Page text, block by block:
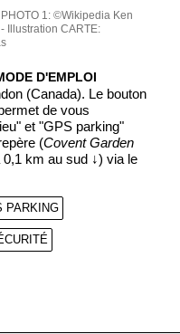
PHOTO 1: ©Wikipedia Ken
Illustration CARTE:
D'EMPLOI
(Canada). Le bouton
de vous
et "GPS parking"
(Covent Garden
km au sud ↓) via le
PARKING